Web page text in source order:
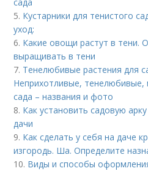
5. Кустарники для тенистого
уход:
6. Какие овощи растут в
выращивать в тени
7. Тенелюбивые растения для
Неприхотливые, тенелюбивые,
сада – названия и фото
8. Как установить садовую
дачи
9. Как сделать у себя на даче
изгородь. Ша. Определите
10. Виды и способы